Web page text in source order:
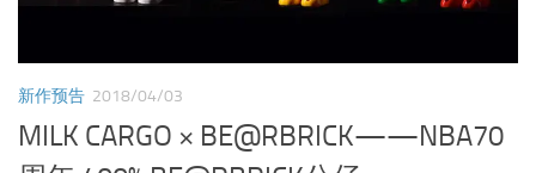
作为最潮的平台玩具BE@RBRICK，一直以来到都以多方
括...